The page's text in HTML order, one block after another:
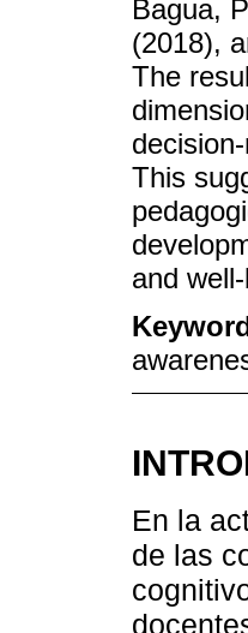
Bagua,
(2018),
The
This
and
En la
de las